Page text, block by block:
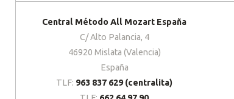
Central Método All Mozart España
C/ Alto Palancia, 4
46920 Mislata (Valencia)
España
TLF: 963 837 629 (centralita)